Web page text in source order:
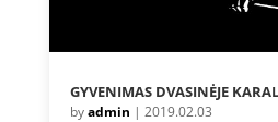
GYVENIMAS DVASINĖJE
byadmin | 2019.02.03